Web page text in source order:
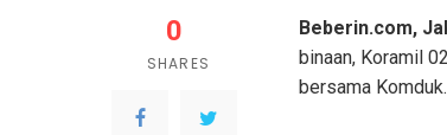
0
SHARES
Beberin.com,
binaan, Koramil
bersama